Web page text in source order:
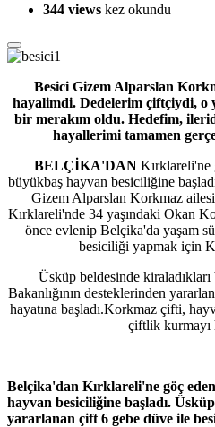
344 views kez okundu
Besici Gizem Alparslan
hayalimdi. Dedelerim çiftçiydi, o
bir merakım oldu. Hedefim,
hayallerimi tamamen
BELÇİKA'DAN Kırklareli'ne
büyükbaş hayvan besiciliğine
Gizem Alparslan Korkmaz
Kırklareli'nde 34 yaşındaki Okan
önce evlenip Belçika'da yaşam
besiciliği yapmak için
Üsküp beldesinde
Bakanlığının desteklerinden
hayatına başladı.Korkmaz çifti,
çiftlik kurmayı
Belçika'dan Kırklareli'ne göç
hayvan besiciliğine başladı.
yararlanan çift 6 gebe düve ile